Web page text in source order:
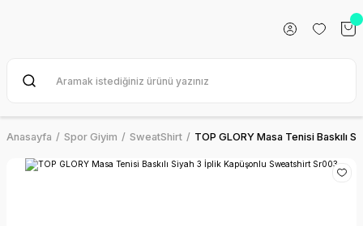
Anasayfa Spor Giyim SweatShirt TOP GLORY Masa Tenisi Baskılı